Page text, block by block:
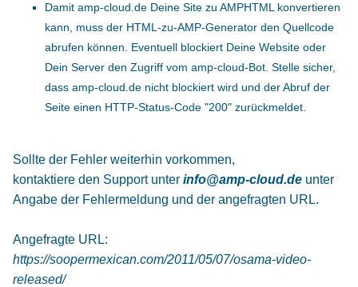
Damit amp-cloud.de Deine Site zu AMPHTML konvertieren
kann, muss der HTML-zu-AMP-Generator den Quellcode
abrufen können. Eventuell blockiert Deine Website oder
Dein Server den Zugriff vom amp-cloud-Bot. Stelle sicher,
dass amp-cloud.de nicht blockiert wird und der Abruf der
Seite einen HTTP-Status-Code "200" zurückmeldet.
Sollte der Fehler weiterhin vorkommen,
kontaktiere den Support unter info@amp-cloud.de unter
Angabe der Fehlermeldung und der angefragten URL.
Angefragte URL:
https://soopermexican.com/2011/05/07/osama-video-
released/